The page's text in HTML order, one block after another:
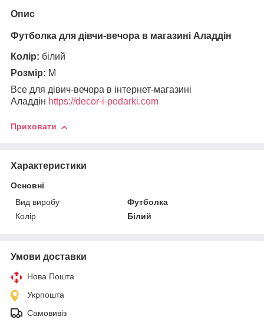
Опис
Футболка для дівчи-вечора в магазині Аладдін
Колір: білий
Розмір: M
Все для дівич-вечора в інтернет-магазині
Аладдін https://decor-i-podarki.com
Приховати
Характеристики
Основні
Вид виробу
Футболка
Колір
Білий
Умови доставки
Нова Пошта
Укрпошта
Самовивіз